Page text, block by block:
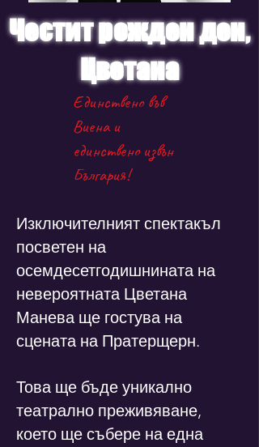
Честит рожден ден,
Цветана
Единствено във
Виена и
единствено извън
България!
Изключителният спектакъл
посветен на
осемдесетгодишнината на
невероятната Цветана
Манева ще гостува на
сцената на Пратерщерн.
Това ще бъде уникално
театрално преживяване,
което ще събере на една